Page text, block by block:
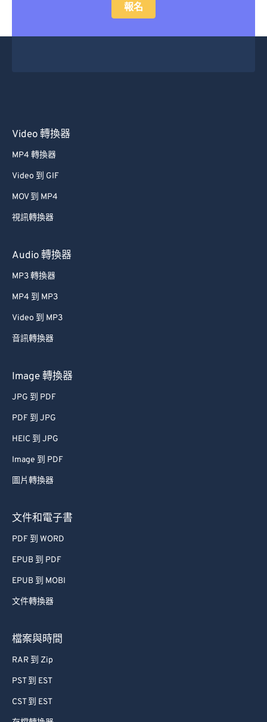
報名
Video 轉換器
MP4 轉換器
Video 到 GIF
MOV 到 MP4
視訊轉換器
Audio 轉換器
MP3 轉換器
MP4 到 MP3
Video 到 MP3
音訊轉換器
Image 轉換器
JPG 到 PDF
PDF 到 JPG
HEIC 到 JPG
Image 到 PDF
圖片轉換器
文件和電子書
PDF 到 WORD
EPUB 到 PDF
EPUB 到 MOBI
文件轉換器
檔案與時間
RAR 到 Zip
PST 到 EST
CST 到 EST